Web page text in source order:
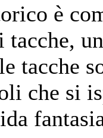
è
tacche
che si